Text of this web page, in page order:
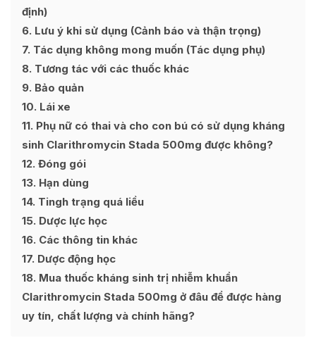
định)
6 Lưu ý khi sử dụng (Cảnh báo và thận trọng)
7 Tác dụng không mong muốn (Tác dụng phụ)
8 Tương tác với các thuốc khác
9 Bảo quản
10 Lái xe
11 Phụ nữ có thai và cho con bú có sử dụng kháng
sinh Clarithromycin Stada 500mg được không?
12 Đóng gói
13 Hạn dùng
14 Tingh trạng quá liều
15 Dược lực học
16 Các thông tin khác
17 Dược động học
18 Mua thuốc kháng sinh trị nhiễm khuẩn
Clarithromycin Stada 500mg ở đâu để được hàng
uy tín, chất lượng và chính hãng?